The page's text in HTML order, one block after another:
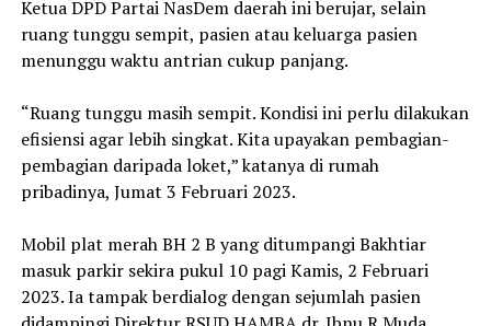
Ketua DPD Partai NasDem daerah ini berujar, selain
ruang tunggu sempit, pasien atau keluarga pasien
menunggu waktu antrian cukup panjang.
“Ruang tunggu masih sempit. Kondisi ini perlu dilakukan
efisiensi agar lebih singkat. Kita upayakan pembagian-
pembagian daripada loket,” katanya di rumah
pribadinya, Jumat 3 Februari 2023.
Mobil plat merah BH 2 B yang ditumpangi Bakhtiar
masuk parkir sekira pukul 10 pagi Kamis, 2 Februari
2023. Ia tampak berdialog dengan sejumlah pasien